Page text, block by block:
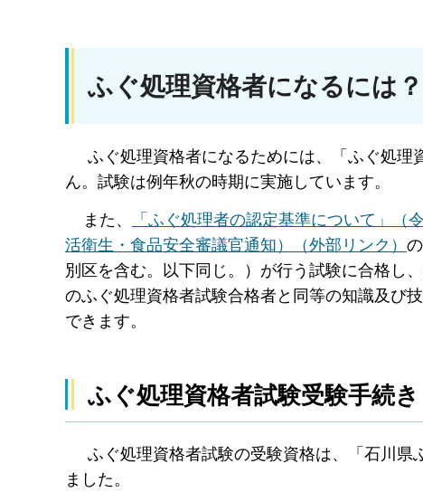
ふぐ処理資格者になるには？
ふぐ処理資格者になるためには、「ふぐ処理
ん。試験は例年秋の時期に実施しています。
また、
「ふぐ処理者の認定基準について」
活衛生・食品安全審議官通知）（外部リンク）
別区を含む。以下同じ。）が行う試験に合格し
のふぐ処理資格者試験合格者と同等の知識及び
できます。
ふぐ処理資格者試験受験手続き
ふぐ処理資格者試験の受験資格は、「石川県
ました。